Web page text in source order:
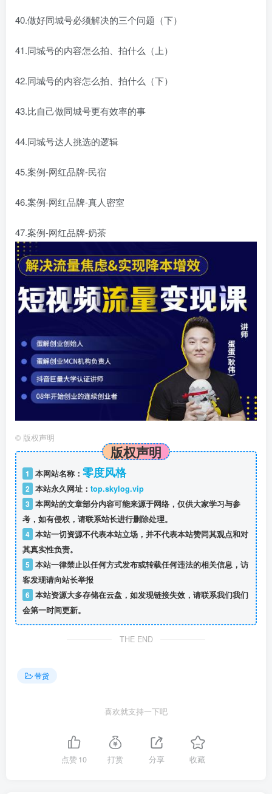
40.做好同城号必须解决的三个问题（下）
41.同城号的内容怎么拍、拍什么（上）
42.同城号的内容怎么拍、拍什么（下）
43.比自己做同城号更有效率的事
44.同城号达人挑选的逻辑
45.案例-网红品牌-民宿
46.案例-网红品牌-真人密室
47.案例-网红品牌-奶茶
© 版权声明
版权声明
1 本网站名称： 零度风格
2 本站永久网址： top.skylog.vip
3 本网站的文章部分内容可能来源于网络，仅供大家学习与参
考，如有侵权，请联系站长进行删除处理。
4 本站一切资源不代表本站立场，并不代表本站赞同其观点和对
其真实性负责。
5 本站一律禁止以任何方式发布或转载任何违法的相关信息，访
客发现请向站长举报
6 本站资源大多存储在云盘，如发现链接失效，请联系我们我们
会第一时间更新。
THE END
带货
喜欢就支持一下吧
点赞10 打赏 分享 收藏